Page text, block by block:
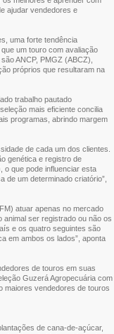
ajudar vendedores e
uma forte tendência
um touro com avaliação
ANCP, PMGZ (ABCZ),
próprios que resultaram na
trabalho pautado
mais eficiente concilia
programas, abrindo margem
de cada um dos clientes.
genética e registro de
o que pode influenciar esta
de um determinado criatório”,
atuar apenas no mercado
animal ser registrado ou não os
e os quatro seguintes são
em ambos os lados”, aponta
de touros em suas
Guzerá Agropecuária com
maiores vendedores de touros
de cana-de-açúcar,